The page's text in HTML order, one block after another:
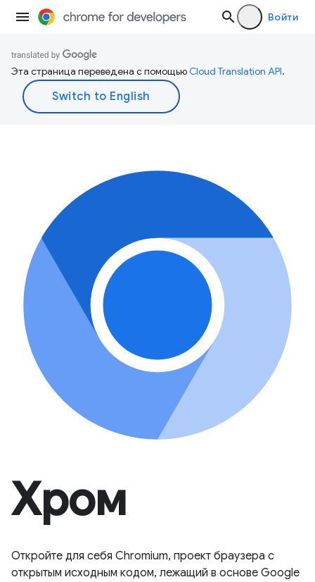
Войти
Эта страница переведена с помощьюCloud Translation API.
Хром
Откройте для себя Chromium, проект браузера с
открытым исходным кодом, лежащий в основе Google